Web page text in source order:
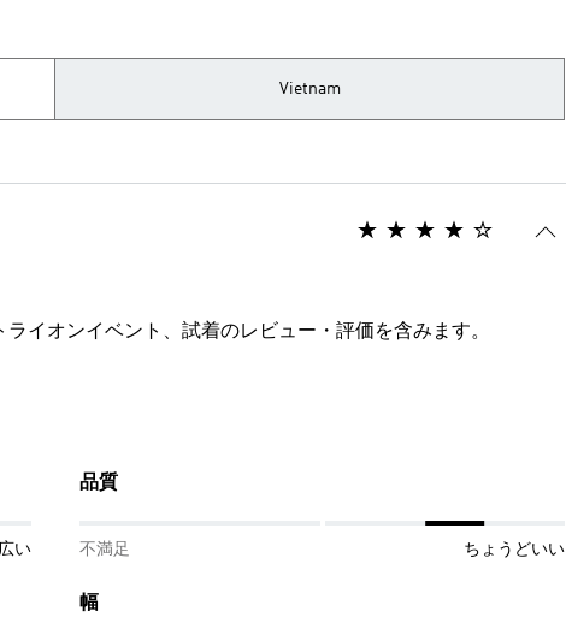
Vietnam
イオンイベント、試着のレビュー・評価を含みます。
広い
品質
不満足 ちょうどいい
幅